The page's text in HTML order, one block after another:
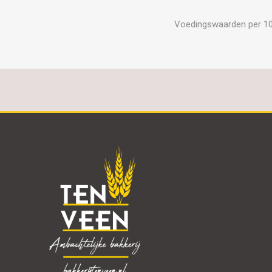
Voedingswaarden per